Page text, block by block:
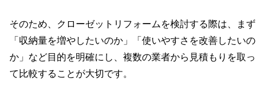
そのため、クローゼットリフォームを検討する際は、まず
「収納量を増やしたいのか」「使いやすさを改善したいの
か」など目的を明確にし、複数の業者から見積もりを取っ
て比較することが大切です。